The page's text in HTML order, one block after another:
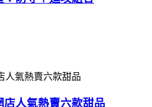
店人氣熱賣六款甜品